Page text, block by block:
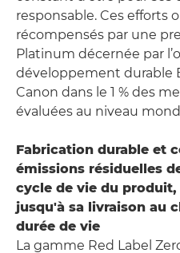
responsable. Ces efforts
récompensés par une
Platinum décernée par
développement durable
Canon dans le 1 % des
évaluées au niveau
Fabrication durable et
émissions résiduelles
cycle de vie du
jusqu'à sa livraison au
durée de vie
La gamme Red Label